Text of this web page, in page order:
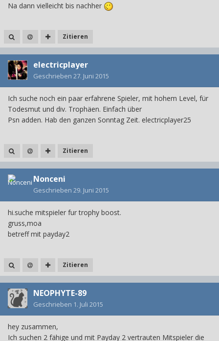
Na dann vielleicht bis nachher
Zitieren
electricplayer
Geschrieben 27. Juni 2015
Ich suche noch ein paar erfahrene Spieler, mit hohem Level, für
Todesmut und div. Trophäen. Einfach über
Psn adden. Hab den ganzen Sonntag Zeit. electricplayer25
Zitieren
Nonceni
Geschrieben 29. Juni 2015
hi.suche mitspieler fur trophy boost.
gruss,moa
betreff mit payday2
Zitieren
NEOPHYTE-89
Geschrieben 1. Juli 2015
hey zusammen,
Ich suchen 2 fähige und mit Payday 2 vertrauten Mitspieler die